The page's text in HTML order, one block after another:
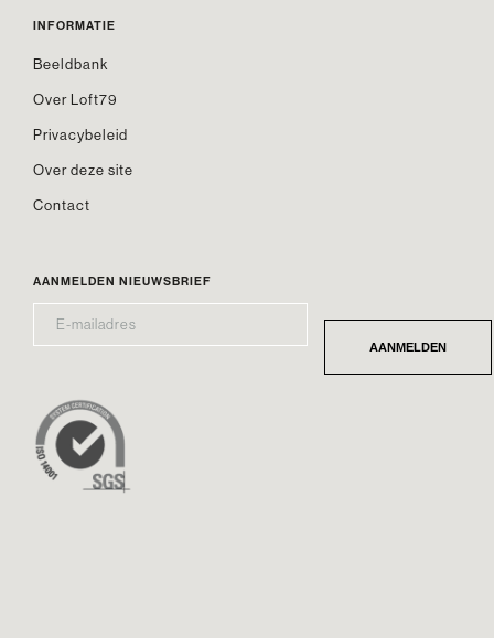
INFORMATIE
Beeldbank
Over Loft79
Privacybeleid
Over deze site
Contact
AANMELDEN NIEUWSBRIEF
MAILADRES* AANMELDEN